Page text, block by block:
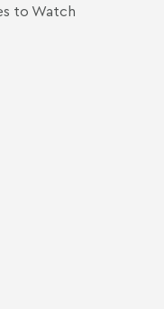
to Watch